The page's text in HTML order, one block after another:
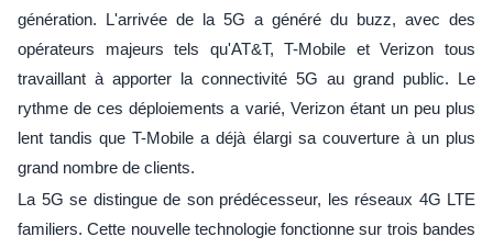
génération. L'arrivée de la 5G a généré du buzz, avec des
opérateurs majeurs tels qu'AT&T, T-Mobile et Verizon tous
travaillant à apporter la connectivité 5G au grand public. Le
rythme de ces déploiements a varié, Verizon étant un peu plus
lent tandis que T-Mobile a déjà élargi sa couverture à un plus
grand nombre de clients.
La 5G se distingue de son prédécesseur, les réseaux 4G LTE
familiers. Cette nouvelle technologie fonctionne sur trois bandes